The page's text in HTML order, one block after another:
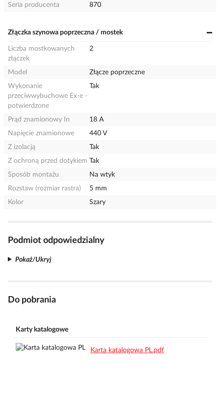
Seria producenta
870
Złączka szynowa poprzeczna / mostek
Liczba mostkowanych
złączek
2
Model
Złącze poprzeczne
Wykonanie
przeciwwybuchowe Ex-e -
potwierdzone
Tak
Prąd znamionowy In
18 A
Napięcie znamionowe
440 V
Z izolacją
Tak
Z ochroną przed dotykiem Tak
Sposób montażu
Na wtyk
Rozstaw (rozmiar rastra)
5 mm
Kolor
Szary
Podmiot odpowiedzialny
Pokaż/Ukryj
Do pobrania
Karty katalogowe
Karta katalogowa PL.pdf